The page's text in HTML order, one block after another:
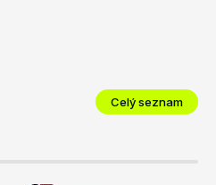
Celý seznam